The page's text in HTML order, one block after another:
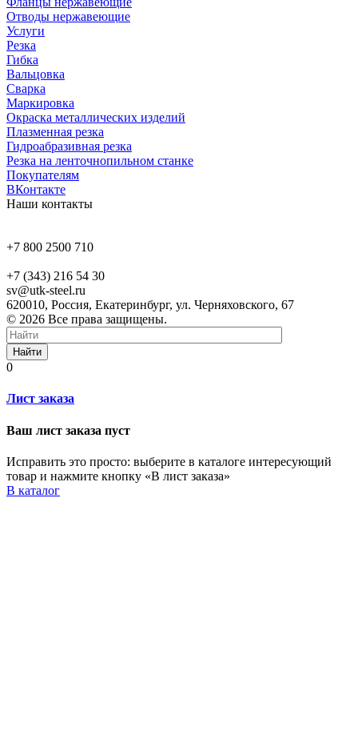
Отводы нержавеющие
Услуги
Резка
Гибка
Вальцовка
Сварка
Маркировка
Окраска металлических изделий
Плазменная резка
Гидроабразивная резка
Резка на ленточнопильном станке
Покупателям
ВКонтакте
Наши контакты
+7 800 2500 710
+7 (343) 216 54 30
sv@utk-steel.ru
620010, Россия, Екатеринбург, ул. Черняховского, 67
© 2026 Все права защищены.
Найти
0
Лист заказа
Ваш лист заказа пуст
Исправить это просто: выберите в каталоге интересующий
товар и нажмите кнопку «В лист заказа»
В каталог